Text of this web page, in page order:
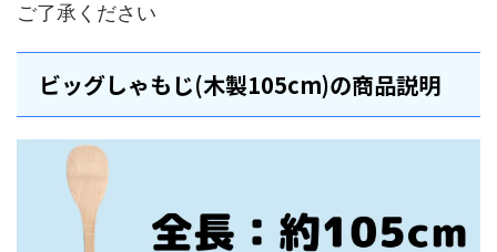
ご了承ください
ビッグしゃもじ(木製105cm)の商品説明